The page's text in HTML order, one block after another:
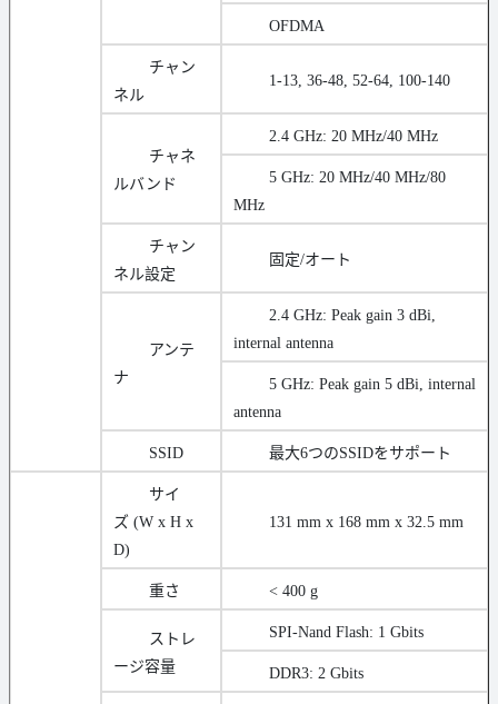
OFDMA
チャン
ネル
1-13, 36-48, 52-64, 100-140
チャネ
ルバンド
2.4 GHz: 20 MHz/40 MHz
5 GHz: 20 MHz/40 MHz/80
MHz
チャン
ネル設定
固定/オート
アンテ
ナ
2.4 GHz: Peak gain 3 dBi,
internal antenna
5 GHz: Peak gain 5 dBi, internal
antenna
SSID 最大6つのSSIDをサポート
サイ
ズ (W x H x
D)
131 mm x 168 mm x 32.5 mm
重さ < 400 g
ストレ
ージ容量
SPI-Nand Flash: 1 Gbits
DDR3: 2 Gbits